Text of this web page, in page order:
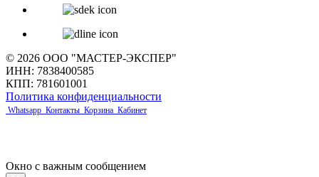
© 2026 ООО "МАСТЕР-ЭКСПЕР"
ИНН: 7838400585
КПП: 781601001
Политика конфиденциальности
Whatsapp Контакты Корзина Кабинет
Окно с важным сообщением